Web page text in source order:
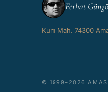
Ferhat
Kum Mah. 74300
© 1999–2026